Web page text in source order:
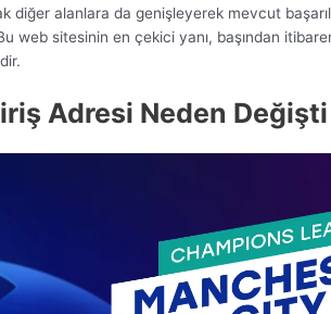
diğer alanlara da genişleyerek mevcut
web sitesinin en çekici yanı, başından
Adresi Neden Değişti